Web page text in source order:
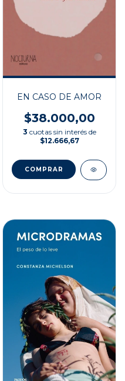
EN CASO DE AMOR
$38.000,00
3 cuotas sin interés de
$12.666,67